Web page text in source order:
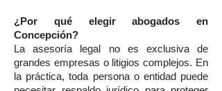
¿Por qué elegir abogados en
Concepción?
La asesoría legal no es exclusiva de
grandes empresas o litigios complejos. En
la práctica, toda persona o entidad puede